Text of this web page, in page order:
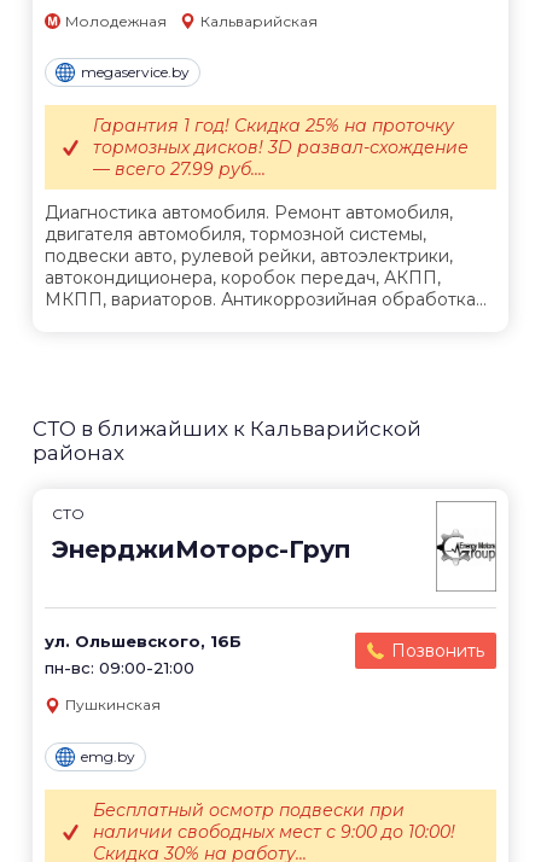
Молодежная Кальварийская
megaservice.by
Диагностика автомобиля. Ремонт автомобиля,
двигателя автомобиля, тормозной системы,
подвески авто, рулевой рейки, автоэлектрики,
автокондиционера, коробок передач, АКПП,
МКПП, вариаторов. Антикоррозийная обработка...
Гарантия 1 год! Скидка 25% на проточку
тормозных дисков! 3D развал-схождение
— всего 27.99 руб....
СТО в ближайших к Кальварийской
районах
СТО
ЭнерджиМоторс-Груп
ул. Ольшевского, 16Б
пн-вс: 09:00-21:00
Позвонить
Пушкинская
emg.by
Бесплатный осмотр подвески при
наличии свободных мест с 9:00 до 10:00!
Скидка 30% на работу...